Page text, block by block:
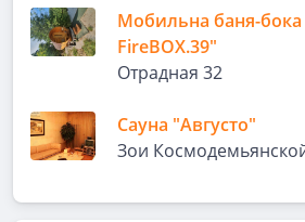
Мобильна баня-
FireBOX.39"
Отрадная 32
Сауна "Августо"
Зои